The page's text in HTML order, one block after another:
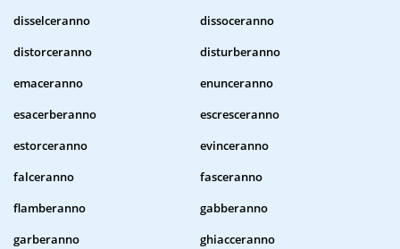
disselceranno
dissoceranno
distorceranno
disturberanno
emaceranno
enunceranno
esacerberanno
escresceranno
estorceranno
evinceranno
falceranno
fasceranno
flamberanno
gabberanno
garberanno
ghiacceranno